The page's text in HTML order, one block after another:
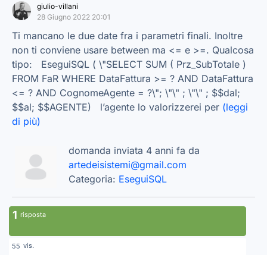
giulio-villani
28 Giugno 2022 20:01
Ti mancano le due date fra i parametri finali. Inoltre
non ti conviene usare between ma <= e >=. Qualcosa
tipo: EseguiSQL ( \"SELECT SUM ( Prz_SubTotale )
FROM FaR WHERE DataFattura >= ? AND DataFattura
<= ? AND CognomeAgente = ?\"; \"\" ; \"\" ; $$dal;
$$al; $$AGENTE) l’agente lo valorizzerei per (leggi
di più)
domanda inviata 4 anni fa da
artedeisistemi@gmail.com
Categoria: EseguiSQL
1 risposta
55 vis.